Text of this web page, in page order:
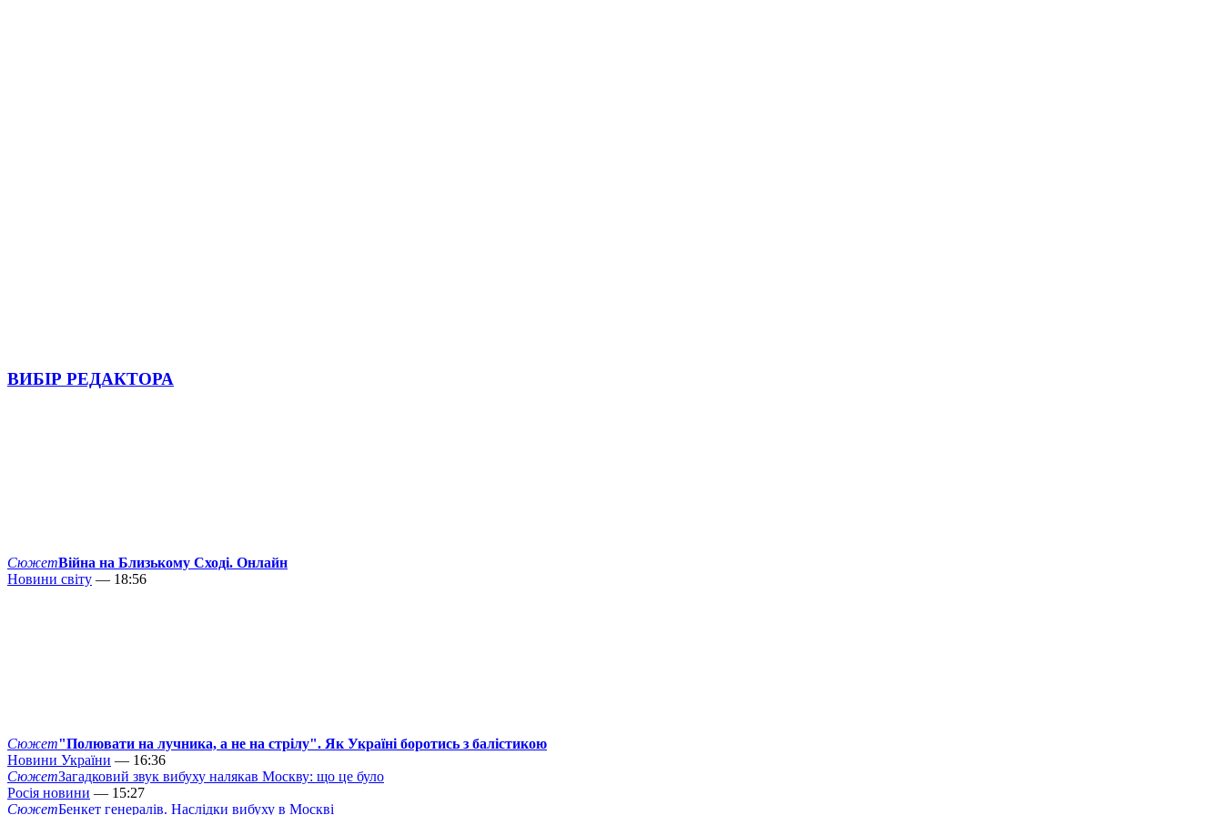
ВИБІР РЕДАКТОРА
СюжетВійна на Близькому Сході. Онлайн
Новини світу — 18:56
Сюжет"Полювати на лучника, а не на стрілу". Як Україні боротись з балістикою
Новини України — 16:36
СюжетЗагадковий звук вибуху налякав Москву: що це було
Росія новини — 15:27
СюжетБенкет генералів. Наслідки вибуху в Москві